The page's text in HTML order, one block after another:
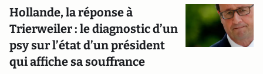
Hollande, la réponse à
Trierweiler : le diagnostic d’un
psy sur l’état d’un président
qui affiche sa souffrance